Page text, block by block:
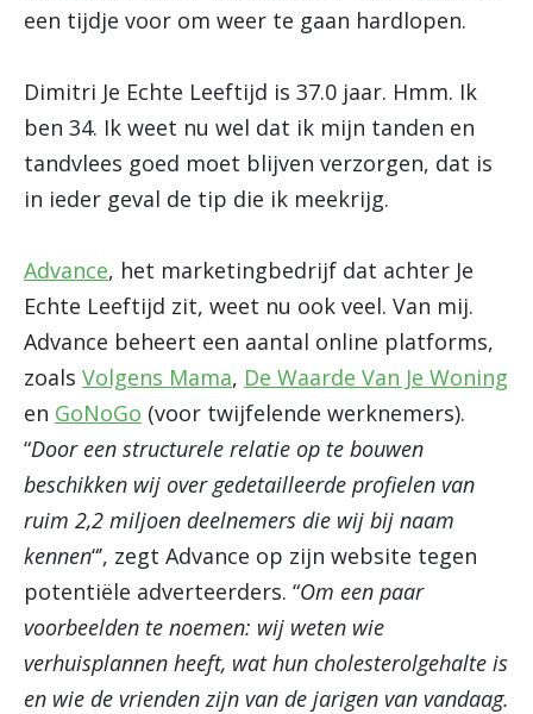
een tijdje voor om weer te gaan hardlopen.
Dimitri Je Echte Leeftijd is 37.0 jaar. Hmm. Ik
ben 34. Ik weet nu wel dat ik mijn tanden en
tandvlees goed moet blijven verzorgen, dat is
in ieder geval de tip die ik meekrijg.
Advance, het marketingbedrijf dat achter Je
Echte Leeftijd zit, weet nu ook veel. Van mij.
Advance beheert een aantal online platforms,
zoals Volgens Mama, De Waarde Van Je Woning
en GoNoGo (voor twijfelende werknemers).
“Door een structurele relatie op te bouwen
beschikken wij over gedetailleerde profielen van
ruim 2,2 miljoen deelnemers die wij bij naam
kennen“’, zegt Advance op zijn website tegen
potentiële adverteerders. “Om een paar
voorbeelden te noemen: wij weten wie
verhuisplannen heeft, wat hun cholesterolgehalte is
en wie de vrienden zijn van de jarigen van vandaag.